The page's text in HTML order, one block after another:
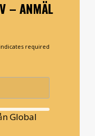
– ANMÄL
indicates required
Global